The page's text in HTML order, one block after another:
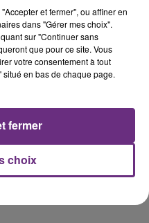
7h46
7h46
CLEAN BANDIT FEAT. JESS GLYNNE
et fermer", ou affiner en
dans "Gérer mes choix".
sur "Continuer sans
que pour ce site. Vous
votre consentement à tout
en bas de chaque page.
choix
fermer